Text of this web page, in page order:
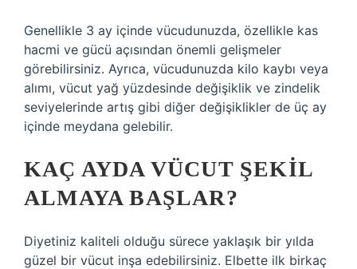
Genellikle 3 ay içinde vücudunuzda, özellikle kas
hacmi ve gücü açısından önemli gelişmeler
görebilirsiniz. Ayrıca, vücudunuzda kilo kaybı veya
alımı, vücut yağ yüzdesinde değişiklik ve zindelik
seviyelerinde artış gibi diğer değişiklikler de üç ay
içinde meydana gelebilir.
KAÇ AYDA VÜCUT ŞEKIL
ALMAYA BAŞLAR?
Diyetiniz kaliteli olduğu sürece yaklaşık bir yılda
güzel bir vücut inşa edebilirsiniz. Elbette ilk birkaç